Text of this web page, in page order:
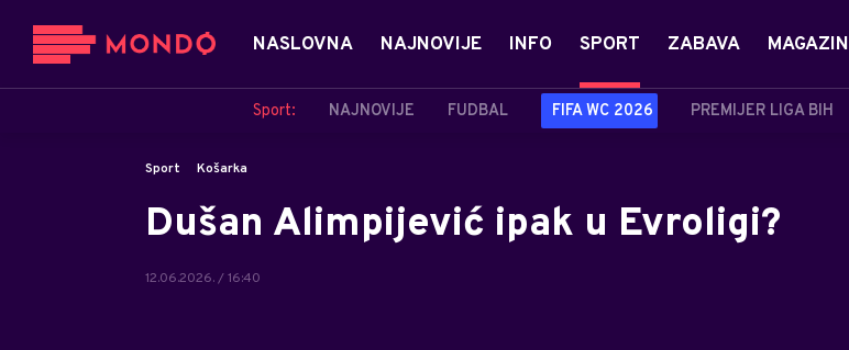
NASLOVNA NAJNOVIJE INFO SPORT
Sport: NAJNOVIJE FUDBAL FIFA WC 2026 PREMIJER LIGA BIH
ZABAVA MAGAZIN
Sport Košarka
Dušan Alimpijević ipak u Evroligi?
12.06.2026. / 16:40